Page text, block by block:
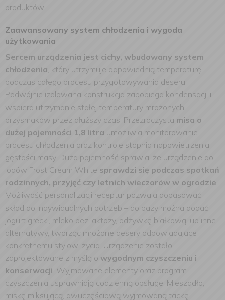
produktów.
Zaawansowany system chłodzenia i wygoda
użytkowania
Sercem urządzenia jest cichy, wbudowany system
chłodzenia, który utrzymuje odpowiednią temperaturę
podczas całego procesu przygotowywania deseru.
Podwójnie izolowana konstrukcja zapobiega kondensacji i
wspiera utrzymanie stałej temperatury mrożonych
przysmaków przez dłuższy czas. Przezroczysta misa o
dużej pojemności 1,8 litra umożliwia monitorowanie
procesu chłodzenia oraz kontrolę stopnia napowietrzenia i
gęstości masy. Duża pojemność sprawia, że urządzenie do
lodów Frost Cream White sprawdzi się podczas spotkań
rodzinnych, przyjęć czy letnich wieczorów w ogrodzie.
Możliwość personalizacji receptur pozwala dopasować
skład do indywidualnych potrzeb – do bazy można dodać
jogurt grecki, mleko bez laktozy, odżywkę białkową lub inne
alternatywy, tworząc mrożone desery odpowiadające
konkretnemu stylowi życia. Urządzenie zostało
zaprojektowane z myślą o wygodnym czyszczeniu i
konserwacji. Wyjmowane elementy oraz program
czyszczenia usprawniają codzienną obsługę. Mieszadło,
miskę miksującą, dwuczęściową wyjmowaną tackę